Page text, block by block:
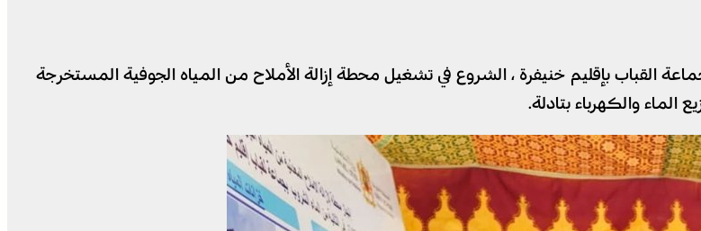
اليوم الجمعة بجماعة القباب بإقليم خنيفرة ، الشروع في تشغيل محطة إزالة الأملاح من المياه الجوفية المستخرجة
والكهرباء بتادلة.